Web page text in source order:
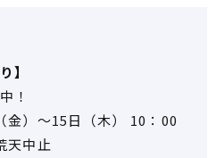
】
！
金）～15日（木） 10：00
天中止